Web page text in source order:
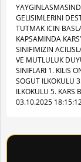
GELISIMLERINI
TUTMAK ICIN
KAPSAMINDA
SINIFIMIZIN
VE MUTLULUK
SINIFLARI 1. KILIS
SOGUT ILKOKULU
ILKOKULU 5. KARS
03.10.2025